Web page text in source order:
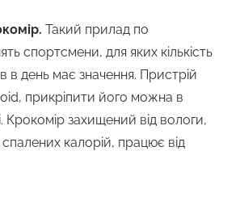
Такий прилад по
спортсмени, для яких кількість
в день має значення. Пристрій
прикріпити його можна в
Крокомір захищений від вологи,
спалених калорій, працює від